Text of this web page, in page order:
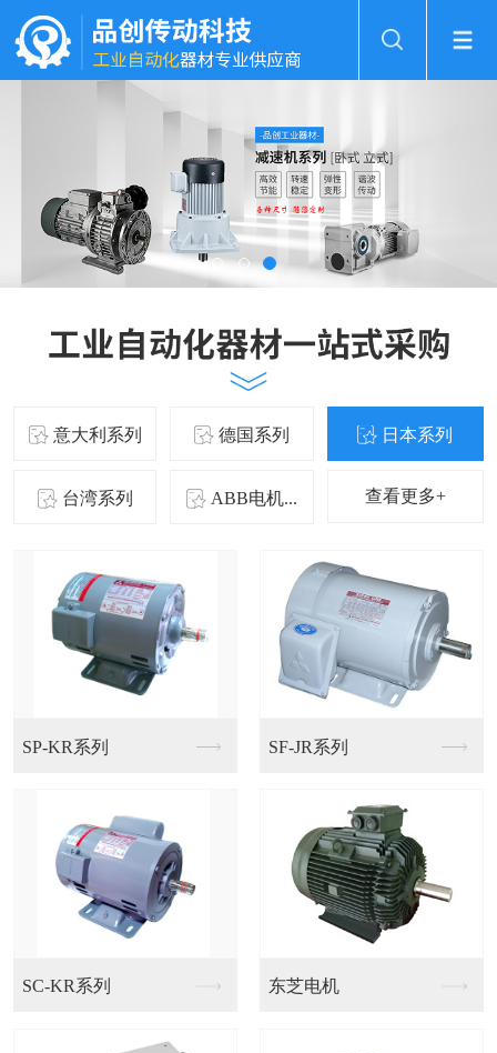
意大利系列 德国系列 日本系列
台湾系列 ABB电机... 查看更多+
东力齿轮减速电机 利明减速机
利明减速机